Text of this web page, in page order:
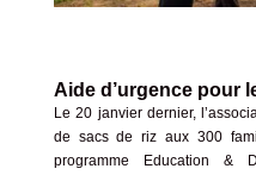
Aide d’urgence pour
Le 20 janvier dernier,
de sacs de riz aux 300
programme Education &